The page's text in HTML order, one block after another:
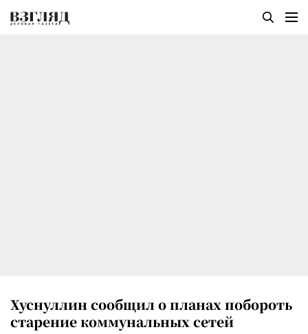
Хуснуллин сообщил о планах побороть
старение коммунальных сетей